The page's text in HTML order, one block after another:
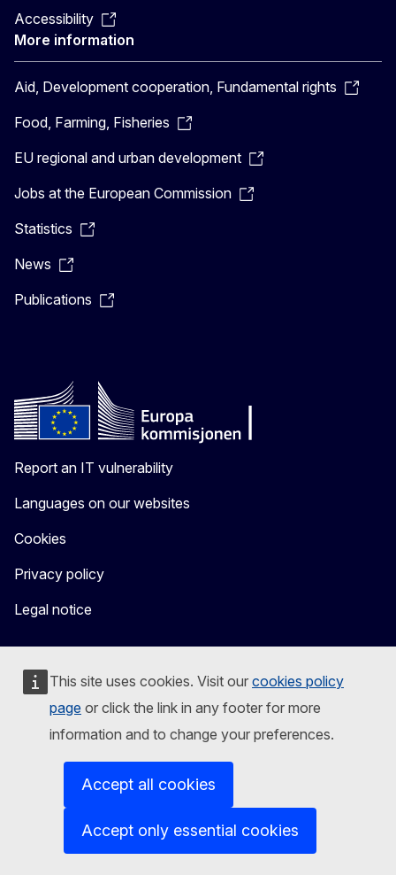
This site uses cookies. Visit our cookies policy
page or click the link in any footer for more
information and to change your preferences.
Accept all cookies
Accept only essential cookies
Accessibility
More information
Aid, Development cooperation, Fundamental rights
Food, Farming, Fisheries
EU regional and urban development
Jobs at the European Commission
Statistics
News
Publications
Report an IT vulnerability
Languages on our websites
Cookies
Privacy policy
Legal notice